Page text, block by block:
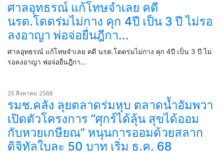
ศาลอุทธรณ์ แก้โทษจำเลย คดี
นรต.โดดร่มไม่กาง คุก 4ปี เป็น 3 ปี ไม่รอ
ลงอาญา พ่อจ่อยื่นฎีกา...
ศาลอุทธรณ์ แก้โทษจำเลย คดี นรต.โดดร่มไม่กาง คุก 4ปี เป็น 3 ปี ไม่
รอลงอาญา พ่อจ่อยื่นฎีกา...
25 สิงหาคม 2568
รมช.คลัง ลุยตลาดร่มหุบ ตลาดน้ำอัมพวา
เปิดตัวโครงการ “ศุกร์ได้ลุ้น สุขได้ออม
กับหวยเกษียณ” หนุนการออมด้วยสลาก
ดิจิทัลใบละ 50 บาท เริ่ม ธ.ค. 68